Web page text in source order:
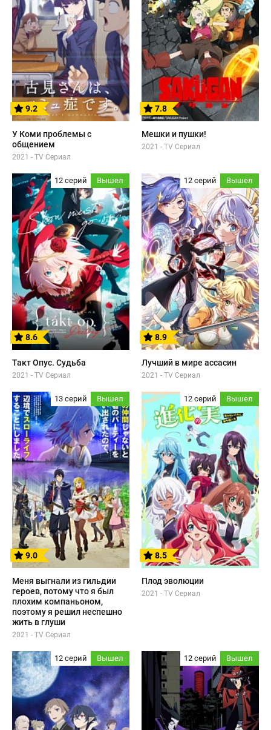
9.2
У Коми проблемы с
общением
2021 - TV Сериал
7.8
Мешки и пушки!
2021 - TV Сериал
12 серий Вышел
8.6
Такт Опус. Судьба
2021 - TV Сериал
12 серий Вышел
8.9
Лучший в мире ассасин
2021 - TV Сериал
13 серий Вышел
9.0
Меня выгнали из гильдии
героев, потому что я был
плохим компаньоном,
поэтому я решил неспешно
жить в глуши
2021 - TV Сериал
12 серий Вышел
8.5
Плод эволюции
2021 - TV Сериал
12 серий Вышел 12 серий Вышел